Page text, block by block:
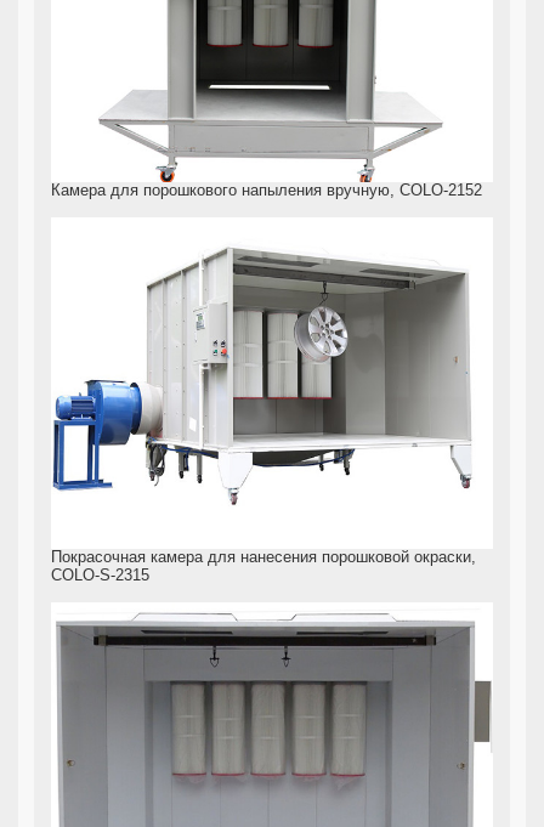
Камера для порошкового напыления вручную, COLO-2152
Покрасочная камера для нанесения порошковой окраски,
COLO-S-2315